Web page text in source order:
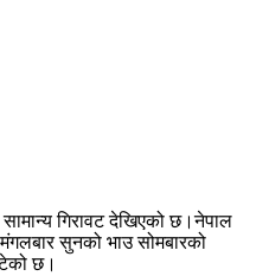
गिरावट देखिएको छ।नेपाल
सुनको भाउ सोमबारको
छ।